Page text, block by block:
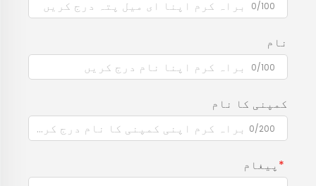
0/100
نام
0/100
کمپنی کا نام
0/200
پیغام